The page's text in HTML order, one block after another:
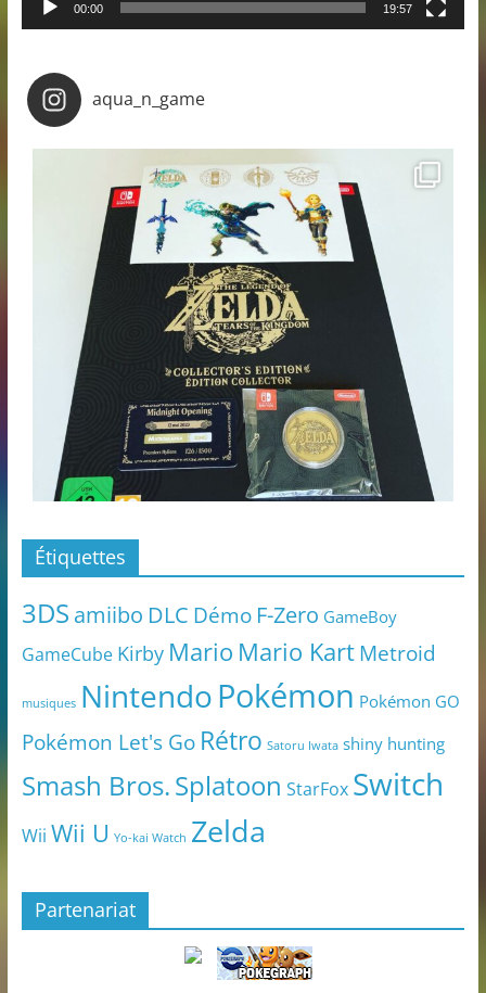
00:00 19:57
aqua_n_game
Étiquettes
3DS amiibo DLC Démo F-Zero GameBoy
GameCube Kirby Mario Mario KartMetroid
musiques NintendoPokémon Pokémon GO
Pokémon Let's Go Rétro Satoru Iwata shiny hunting
Smash Bros.Splatoon StarFox Switch
Wii Wii U Yo-kai Watch Zelda
Partenariat